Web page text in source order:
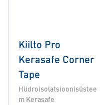
Kiilto Pro
Kerasafe Corner
Tape
Hüdroisolatsioonisüstee
m Kerasafe